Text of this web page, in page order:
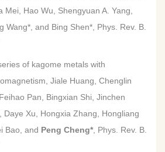
Mei, Hao Wu, Shengyuan A. Yang,
Wang*, and Bing Shen*, Phys. Rev. B.
of kagome metals with
Jiale Huang, Chenglin
Pan, Bingxian Shi, Jinchen
Daye Xu, Hongxia Zhang, Hongliang
Bao, and Peng Cheng* , Phys. Rev. B.